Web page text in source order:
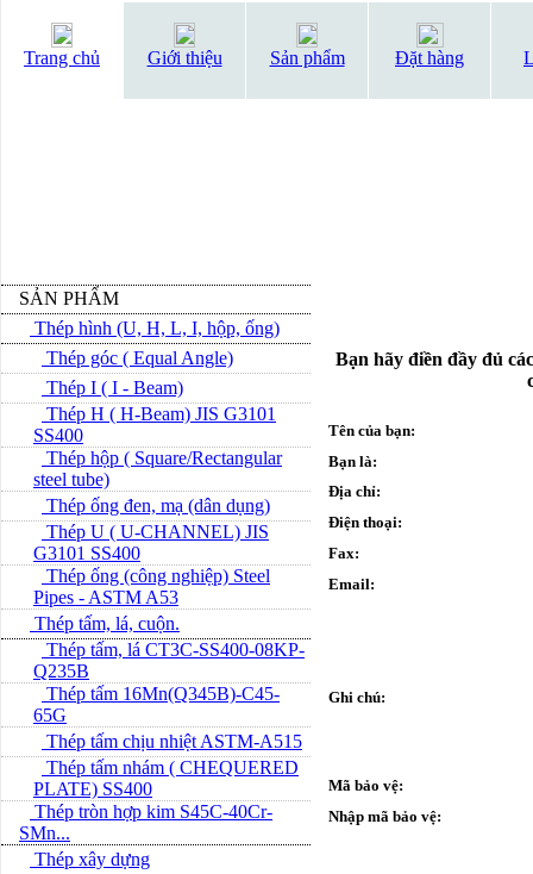
Trang chủ Giới thiệu Sản phẩm Đặt hàng
SẢN PHẨM
Thép hình (U, H, L, I, hộp, ống)
Thép góc ( Equal Angle)
Thép I ( I - Beam)
Thép H ( H-Beam) JIS G3101
SS400
Thép hộp ( Square/Rectangular
steel tube)
Thép ống đen, mạ (dân dụng)
Thép U ( U-CHANNEL) JIS
G3101 SS400
Thép ống (công nghiệp) Steel
Pipes - ASTM A53
Thép tấm, lá, cuộn.
Thép tấm, lá CT3C-SS400-08KP-
Q235B
Thép tấm 16Mn(Q345B)-C45-
65G
Thép tấm chịu nhiệt ASTM-A515
Thép tấm nhám ( CHEQUERED
PLATE) SS400
Thép tròn hợp kim S45C-40Cr-
SMn...
Thép xây dựng
Bạn hãy điền đầy đủ
Tên của bạn:
Bạn là:
Địa chỉ:
Điện thoại:
Fax:
Email:
Ghi chú:
Mã bảo vệ:
Nhập mã bảo vệ: